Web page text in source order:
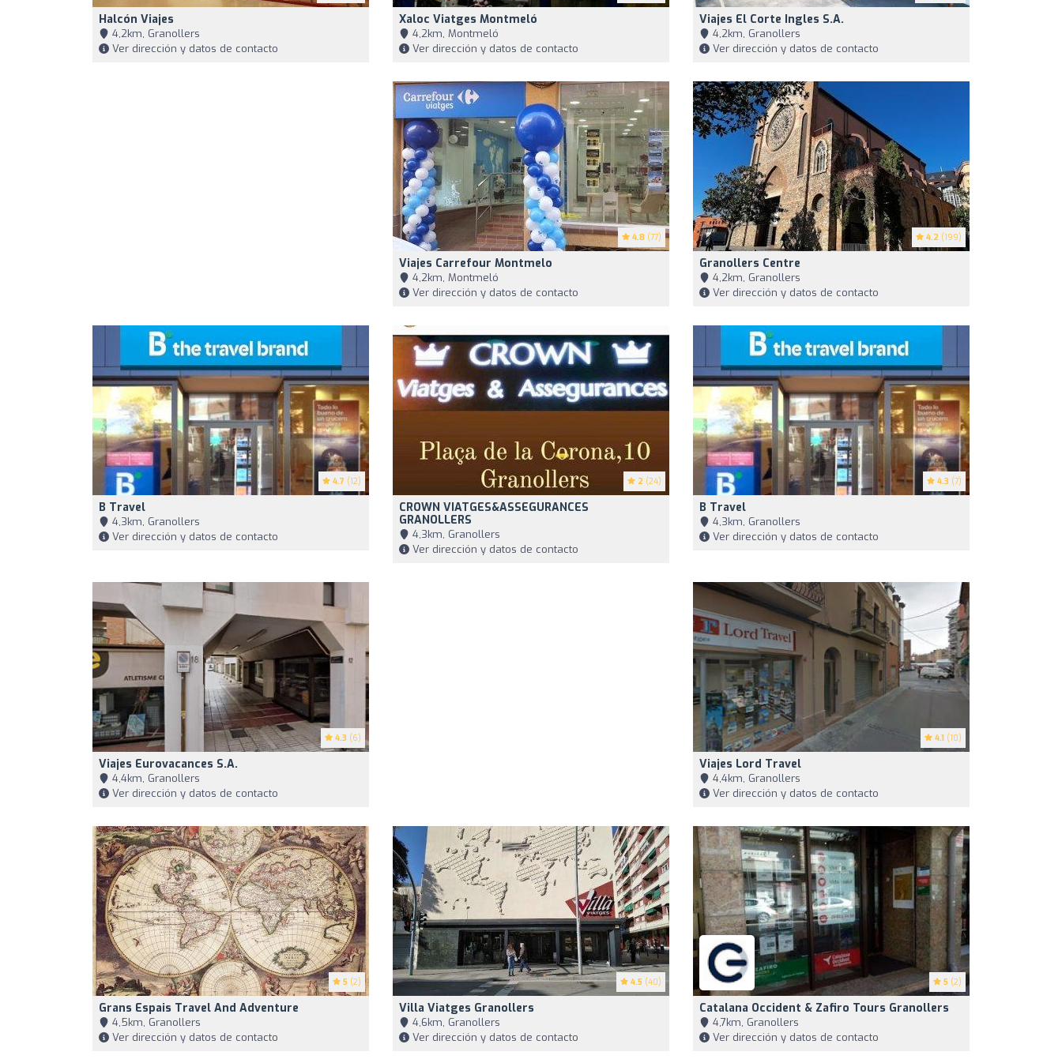
Halcón Viajes
4,2km, Granollers
Ver dirección y datos de contacto
Xaloc Viatges Montmeló
4,2km, Montmeló
Ver dirección y datos de contacto
Viajes El Corte Ingles S.A.
4,2km, Granollers
Ver dirección y datos de contacto
4.8 (77)
Viajes Carrefour Montmelo
4,2km, Montmeló
Ver dirección y datos de contacto
4.2 (199)
Granollers Centre
4,2km, Granollers
Ver dirección y datos de contacto
4.7 (12)
B Travel
4,3km, Granollers
Ver dirección y datos de contacto
2 (24)
CROWN VIATGES&ASSEGURANCES
GRANOLLERS
4,3km, Granollers
Ver dirección y datos de contacto
4.3 (7)
B Travel
4,3km, Granollers
Ver dirección y datos de contacto
4.3 (6)
Viajes Eurovacances S.A.
4,4km, Granollers
Ver dirección y datos de contacto
4.1 (10)
Viajes Lord Travel
4,4km, Granollers
Ver dirección y datos de contacto
5 (2)
Grans Espais Travel And Adventure
4,5km, Granollers
Ver dirección y datos de contacto
4.5 (40)
Villa Viatges Granollers
4,6km, Granollers
Ver dirección y datos de contacto
5 (2)
Catalana Occident & Zafiro Tours Granollers
4,7km, Granollers
Ver dirección y datos de contacto